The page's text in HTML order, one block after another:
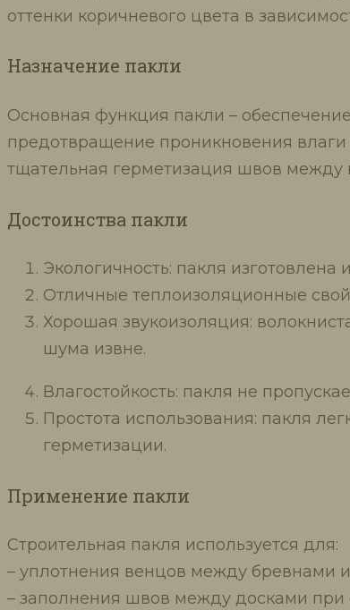
оттенки коричневого цвета в
Назначение пакли
Основная функция пакли –
предотвращение проникновения влаги
тщательная герметизация швов между
Достоинства пакли
Экологичность: пакля
Отличные теплоизоляционные
Хорошая звукоизоляция:
шума извне.
Влагостойкость: пакля не
Простота использования: пакля
герметизации.
Применение пакли
Строительная пакля используется для:
– уплотнения венцов между бревнами
– заполнения швов между досками при